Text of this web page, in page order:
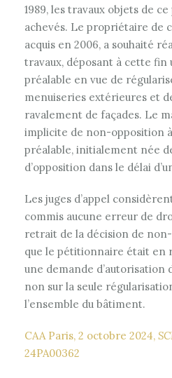
1989, les travaux objets de
achevés. Le propriétaire de
acquis en 2006, a souhaité
travaux, déposant à cette fin
préalable en vue de
menuiseries extérieures et
ravalement de façades. Le
implicite de non-opposition
préalable, initialement née
d’opposition dans le délai
Les juges d’appel
commis aucune erreur de
retrait de la décision de
que le pétitionnaire était en
une demande d’autorisation
non sur la seule
l’ensemble du bâtiment.
CAA Paris, 2 octobre 2024,
24PA00362